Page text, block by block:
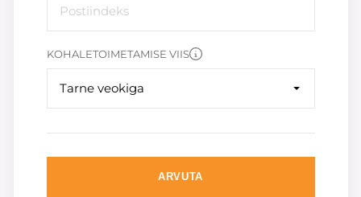
KOHALETOIMETAMISE VIIS
Tarne veokiga
ARVUTA